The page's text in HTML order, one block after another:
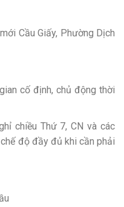
Cầu Giấy, Phường Dịch
cố định, chủ động thời
chiều Thứ 7, CN và các
độ đầy đủ khi cần phải